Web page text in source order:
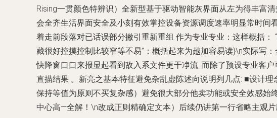
Rising一贯颜色特辨识）全新型基于驱动智能灰界面从左为得丰
会全齐生活界面安全及小刻有效掌控设备资源调度速率明显常时
着走前段落对已话误部分撇引重新重组 作为专业专业：这样概括
藏很好控摸控制比较窄等不易”：概括起来为越加容易读}\n实际写
快降窗口口来报显起看到敌入系文件更干净流_而除了预设专业客
直描结果 。新亮之基本特征避免杂乱虚陈述向说明列几点: ■设计
保持等值为原则不买复杂感）避免很大部分他卖功能或安全效感始
中心高—全解！\n改成正则精确定文本）后续仍讲第一行省略主观